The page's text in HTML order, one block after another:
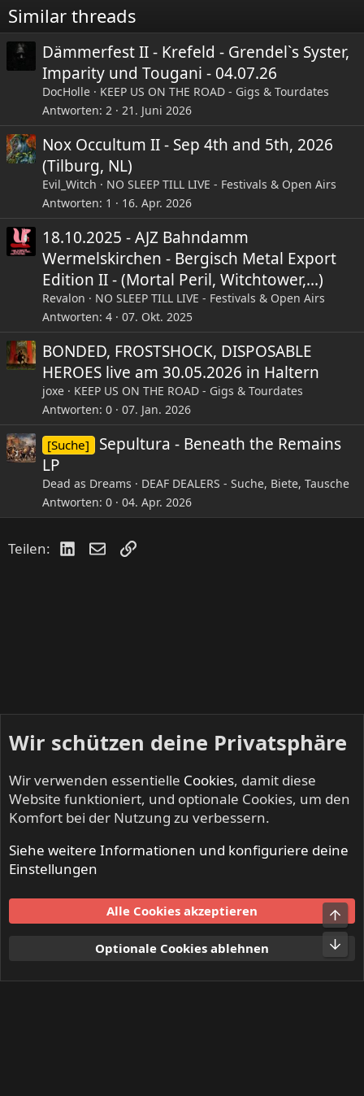
Similar threads
Dämmerfest II - Krefeld - Grendel`s Syster,
Imparity und Tougani - 04.07.26
DocHolle
KEEP US ON THE ROAD - Gigs & Tourdates
Antworten 2 21. Juni 2026
Nox Occultum II - Sep 4th and 5th, 2026
(Tilburg, NL)
Evil_Witch
NO SLEEP TILL LIVE - Festivals & Open Airs
Antworten 1 16. Apr. 2026
18.10.2025 - AJZ Bahndamm
Wermelskirchen - Bergisch Metal Export
Edition II - (Mortal Peril, Witchtower,...)
Revalon
NO SLEEP TILL LIVE - Festivals & Open Airs
Antworten 4 07. Okt. 2025
BONDED, FROSTSHOCK, DISPOSABLE
HEROES live am 30.05.2026 in Haltern
joxe
KEEP US ON THE ROAD - Gigs & Tourdates
Antworten 0 07. Jan. 2026
[Suche]
Sepultura - Beneath the Remains
LP
Dead as Dreams
DEAF DEALERS - Suche, Biete, Tausche
Antworten 0 04. Apr. 2026
Teilen: LinkedIn
E-MailLink
BEERDRINKERS & HELL RAISERS - Community
Nutzungsbedingungen
Datenschutz
S
Wir schützen deine Privatsphäre
Wir verwenden essentielle Cookies, damit diese
Website funktioniert, und optionale Cookies, um den
Komfort bei der Nutzung zu verbessern.
Siehe weitere Informationen und konfiguriere deine
Einstellungen
Alle Cookies akzeptieren
Optionale Cookies ablehnen